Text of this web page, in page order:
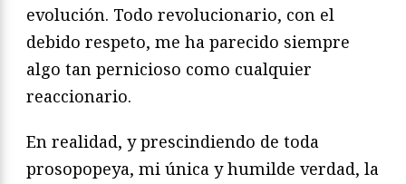
evolución. Todo revolucionario, con el
debido respeto, me ha parecido siempre
algo tan pernicioso como cualquier
reaccionario.
En realidad, y prescindiendo de toda
prosopopeya, mi única y humilde verdad, la